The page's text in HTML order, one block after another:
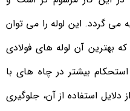
می گردد. این لوله را می توان
بهترین آن لوله های فولادی
بیشتر در چاه های با
استفاده از آن، جلوگیری